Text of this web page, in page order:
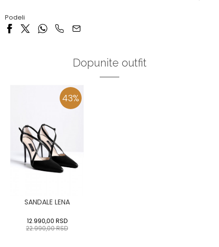
Podeli
Dopunite outfit
43%
SANDALE LENA
12.990,00 RSD
22.990,00RSD